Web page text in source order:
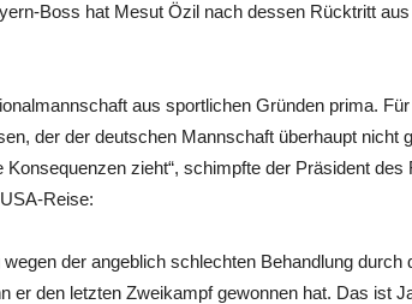
Boss hat Mesut Özil nach dessen Rücktritt
aus sportlichen Gründen prima.
der der deutschen Mannschaft überhaupt nicht
Konsequenzen zieht“, schimpfte der Präsident
Reise:
der angeblich schlechten Behandlung durch
er den letzten Zweikampf gewonnen hat. Das ist